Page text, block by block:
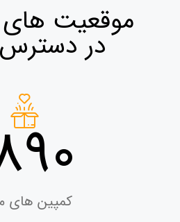
موقعیت
در
کمپین های